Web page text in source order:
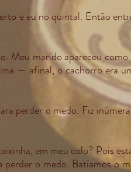
e eu no quintal. Então
Meu marido apareceu
— afinal, o cachorro era
perder o medo. Fiz
em meu colo? Pois
perder o medo. Batíamos o